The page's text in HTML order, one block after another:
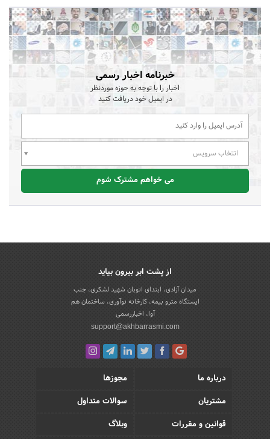
خبرنامه اخبار رسمی
اخبار را با توجه به حوزه موردنظر
در ایمیل خود دریافت کنید
انتخاب سرویس
می خواهم مشترک شوم
از پشت ابر بیرون بیاید
میدان آزادی، ابتدای اتوبان شهید لشکری، جنب
ایستگاه مترو بیمه، کارخانه نوآوری، ساختمان هم
آوا، اخباررسمی
support@akhbarrasmi.com
درباره ما
مجوزها
مشتریان
سوالات متداول
قوانین و مقررات
وبلاگ